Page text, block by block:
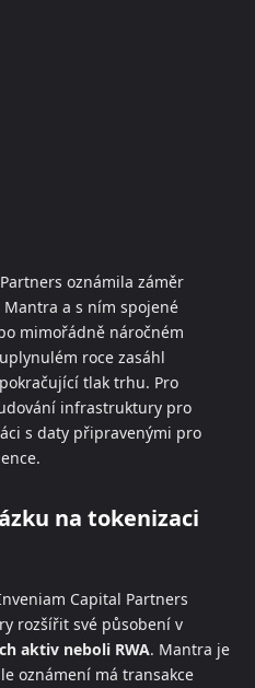
oznámila záměr
a s ním spojené
mimořádně náročném
roce zasáhl
tlak trhu. Pro
infrastruktury pro
s daty připravenými pro
na tokenizaci
Capital Partners
rozšířit své působení v
aktiv neboli RWA. Mantra je
oznámení má transakce